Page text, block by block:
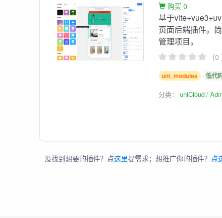
购买 0
基于
页面后端插件。
管理项目。
（
uni_modules 低代
分类：uniCloud
没找到想要的插件？点这里提需求；想推广你的插件？ 点